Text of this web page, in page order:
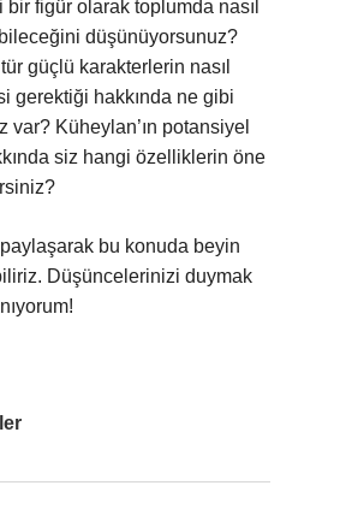
bir figür olarak toplumda nasıl
düşünüyorsunuz?
güçlü karakterlerin nasıl
gerektiği hakkında ne gibi
var? Küheylan’ın potansiyel
siz hangi özelliklerin öne
paylaşarak bu konuda beyin
Düşüncelerinizi duymak